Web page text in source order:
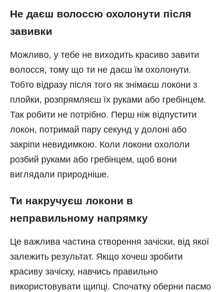
Не даєш волоссю охолонути після
завивки
Можливо, у тебе не виходить красиво завити
волосся, тому що ти не даєш їм охолонути.
Тобто відразу після того як знімаєш локони з
плойки, розпрямляєш їх руками або гребінцем.
Так робити не потрібно. Перш ніж відпустити
локон, потримай пару секунд у долоні або
закріпи невидимкою. Коли локони охололи
розбий руками або гребінцем, щоб вони
виглядали природніше.
Ти накручуєш локони в
неправильному напрямку
Це важлива частина створення зачіски, від якої
залежить результат. Якщо хочеш зробити
красиву зачіску, навчись правильно
використовувати щипці. Спочатку оберни пасмо